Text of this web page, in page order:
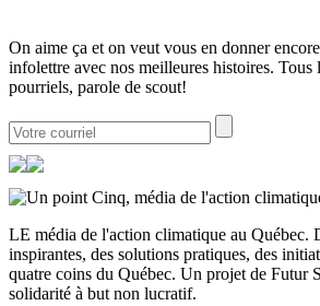
On aime ça et on veut vous en donner
infolettre avec nos meilleures histoires. Tous
pourriels, parole de scout!
LE média de l'action climatique au Québec.
inspirantes, des solutions pratiques, des
quatre coins du Québec. Un projet de Futur
solidarité à but non lucratif.